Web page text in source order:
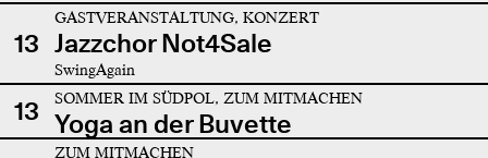
13
GASTVERANSTALTUNG, KONZERT
Jazzchor Not4Sale
SwingAgain
13 SOMMER IM SÜDPOL, ZUM MITMACHEN
Yoga an der Buvette
ZUM MITMACHEN